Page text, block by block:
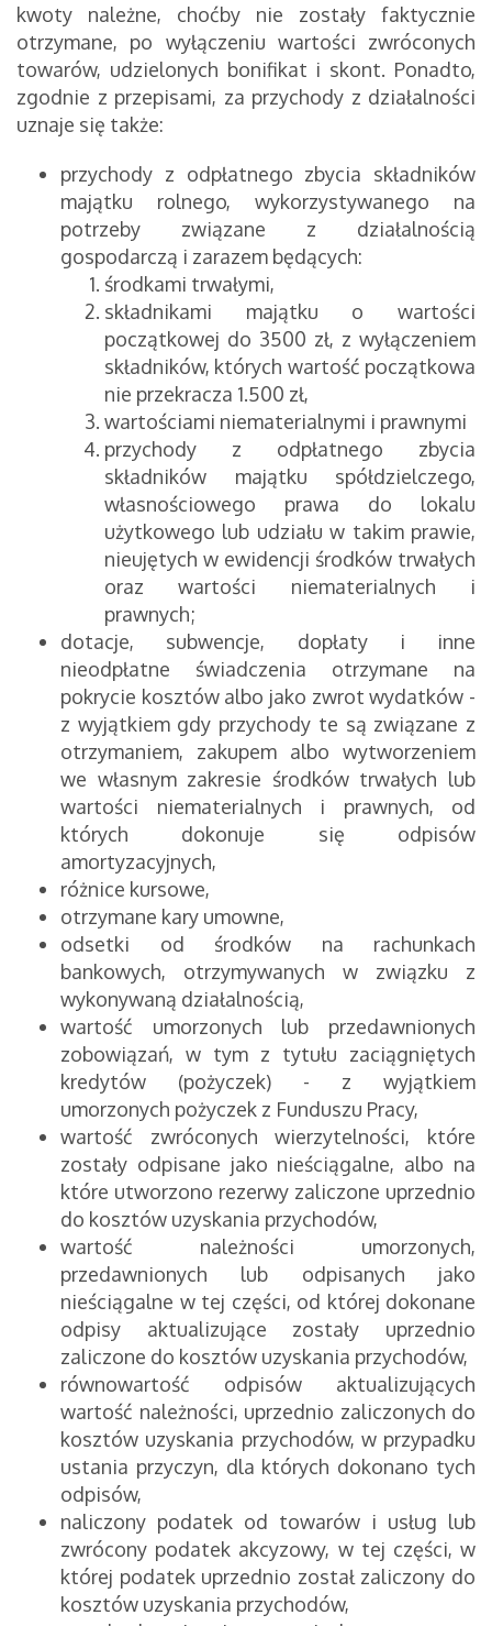
kwoty należne, choćby nie zostały faktycznie
otrzymane, po wyłączeniu wartości zwróconych
towarów, udzielonych bonifikat i skont. Ponadto,
zgodnie z przepisami, za przychody z działalności
uznaje się także:
przychody z odpłatnego zbycia składników
majątku rolnego, wykorzystywanego na
potrzeby związane z działalnością
gospodarczą i zarazem będących:
środkami trwałymi,
składnikami majątku o wartości
początkowej do 3500 zł, z wyłączeniem
składników, których wartość początkowa
nie przekracza 1.500 zł,
wartościami niematerialnymi i prawnymi
przychody z odpłatnego zbycia
składników majątku spółdzielczego,
własnościowego prawa do lokalu
użytkowego lub udziału w takim prawie,
nieujętych w ewidencji środków trwałych
oraz wartości niematerialnych i
prawnych;
dotacje, subwencje, dopłaty i inne
nieodpłatne świadczenia otrzymane na
pokrycie kosztów albo jako zwrot wydatków -
z wyjątkiem gdy przychody te są związane z
otrzymaniem, zakupem albo wytworzeniem
we własnym zakresie środków trwałych lub
wartości niematerialnych i prawnych, od
których dokonuje się odpisów
amortyzacyjnych,
różnice kursowe,
otrzymane kary umowne,
odsetki od środków na rachunkach
bankowych, otrzymywanych w związku z
wykonywaną działalnością,
wartość umorzonych lub przedawnionych
zobowiązań, w tym z tytułu zaciągniętych
kredytów (pożyczek) - z wyjątkiem
umorzonych pożyczek z Funduszu Pracy,
wartość zwróconych wierzytelności, które
zostały odpisane jako nieściągalne, albo na
które utworzono rezerwy zaliczone uprzednio
do kosztów uzyskania przychodów,
wartość należności umorzonych,
przedawnionych lub odpisanych jako
nieściągalne w tej części, od której dokonane
odpisy aktualizujące zostały uprzednio
zaliczone do kosztów uzyskania przychodów,
równowartość odpisów aktualizujących
wartość należności, uprzednio zaliczonych do
kosztów uzyskania przychodów, w przypadku
ustania przyczyn, dla których dokonano tych
odpisów,
naliczony podatek od towarów i usług lub
zwrócony podatek akcyzowy, w tej części, w
której podatek uprzednio został zaliczony do
kosztów uzyskania przychodów,